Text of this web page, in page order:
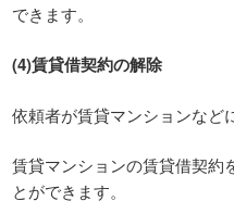
できます。
(4)賃貸借契約の解除
依頼者が賃貸マンションなど
賃貸マンションの賃貸借契約
とができます。